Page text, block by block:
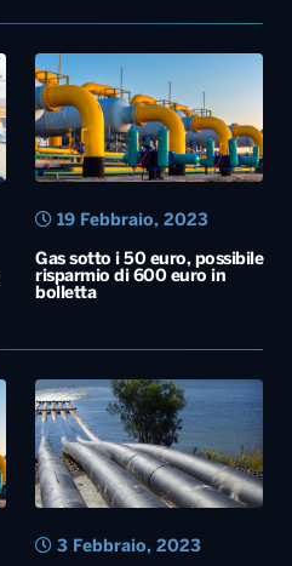
Gas sotto i 50 euro, possibile
risparmio di 600 euro in
bolletta
19 Febbraio, 2023
3 Febbraio, 2023